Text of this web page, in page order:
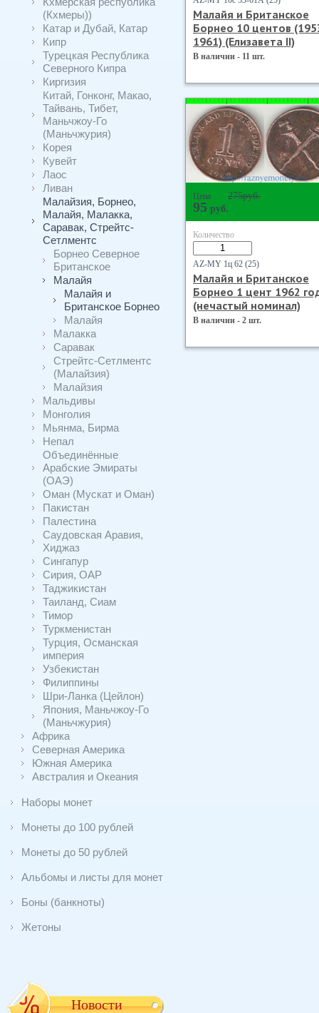
(Кхмеры))
Катар и Дубай, Катар
Кипр
Турецкая Республика
Северного Кипра
Киргизия
Китай, Гонконг, Макао,
Тайвань, Тибет,
Маньчжоу-Го
(Маньчжурия)
Корея
Кувейт
Лаос
Ливан
Малайзия, Борнео,
Малайя, Малакка,
Саравак, Стрейтс-
Сетлментс
Борнео Северное
Британское
Малайя
Малайя и
Британское Борнео
Малайя
Малакка
Саравак
Стрейтс-Сетлментс
(Малайзия)
Малайзия
Мальдивы
Монголия
Мьянма, Бирма
Непал
Объединённые
Арабские Эмираты
(ОАЭ)
Оман (Мускат и Оман)
Пакистан
Палестина
Саудовская Аравия,
Хиджаз
Сингапур
Сирия, ОАР
Таджикистан
Таиланд, Сиам
Тимор
Туркменистан
Турция, Османская
империя
Узбекистан
Филиппины
Шри-Ланка (Цейлон)
Япония, Маньчжоу-Го
(Маньчжурия)
Африка
Северная Америка
Южная Америка
Австралия и Океания
Наборы монет
Монеты до 100 рублей
Монеты до 50 рублей
Альбомы и листы для монет
Боны (банкноты)
Жетоны
Новости
Малайя и Британское
Борнео 10 центов
1961) (Елизавета II)
В наличии - 11 шт.
Цена 275руб.
95 руб.
Количество
AZ-MY 1ц 62 (25)
Малайя и Британское
Борнео 1 цент 1962
(нечастый номинал)
В наличии - 2 шт.